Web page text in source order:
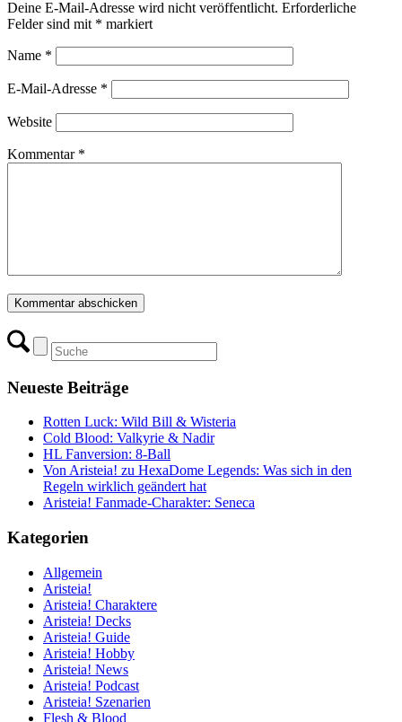
Deine E-Mail-Adresse wird nicht veröffentlicht. Erforderliche
Felder sind mit * markiert
Name *
E-Mail-Adresse *
Website
Kommentar *
Neueste Beiträge
Rotten Luck: Wild Bill & Wisteria
Cold Blood: Valkyrie & Nadir
HL Fanversion: 8-Ball
Von Aristeia! zu HexaDome Legends: Was sich in den
Regeln wirklich geändert hat
Aristeia! Fanmade-Charakter: Seneca
Kategorien
Allgemein
Aristeia!
Aristeia! Charaktere
Aristeia! Decks
Aristeia! Guide
Aristeia! Hobby
Aristeia! News
Aristeia! Podcast
Aristeia! Szenarien
Flesh & Blood